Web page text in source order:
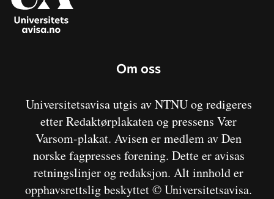
Om oss
Universitetsavisa utgis av NTNU og redigeres
etter Redaktørplakaten og pressens Vær
Varsom-plakat. Avisen er medlem av Den
norske fagpresses forening. Dette er avisas
retningslinjer og redaksjon. Alt innhold er
opphavsrettslig beskyttet © Universitetsavisa.